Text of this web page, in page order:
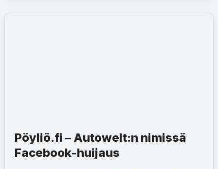
Pöyliö.fi – Autowelt:n nimissä
Facebook-huijaus